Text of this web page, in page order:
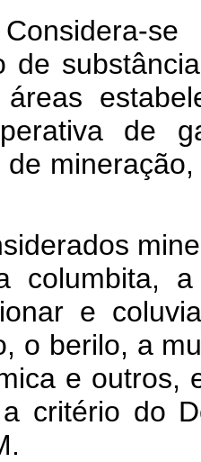
de
de
columbita,
e
o berilo, a
e outros,
critério do